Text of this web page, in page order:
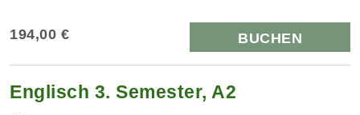
194,00 € BUCHEN
Englisch 3. Semester, A2